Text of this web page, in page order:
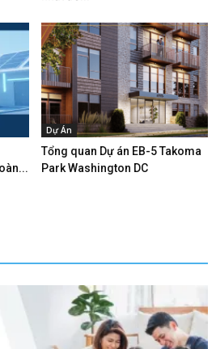
Dự Án
Tổng quan Dự án EB-5 Takoma
Park Washington DC